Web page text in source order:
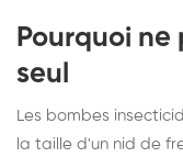
Pourquoi
seul
Les bombes
la taille d'un nid de